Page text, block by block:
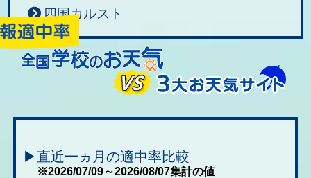
四国カルスト
▶直近一ヵ月の適中率比較
※2026/07/09～2026/08/07集計の値